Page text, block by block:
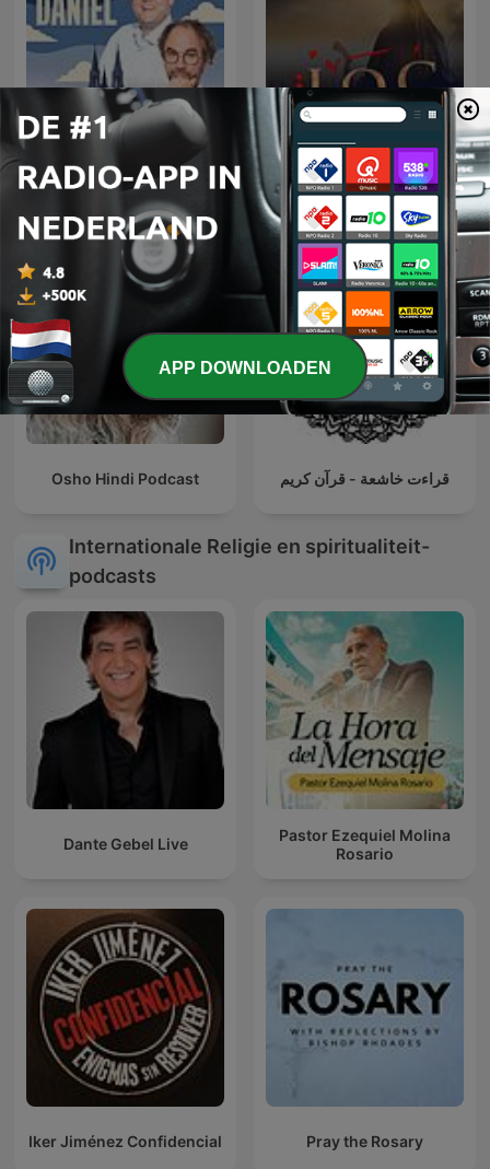
Dick en Daniël Geloven het
Wel
عمر
Osho Hindi Podcast قراءت خاشعة - قرآن كريم
Internationale Religie en spiritualiteit-
podcasts
Dante Gebel Live
Pastor Ezequiel Molina
Rosario
Iker Jiménez Confidencial Pray the Rosary
APP DOWNLOADEN